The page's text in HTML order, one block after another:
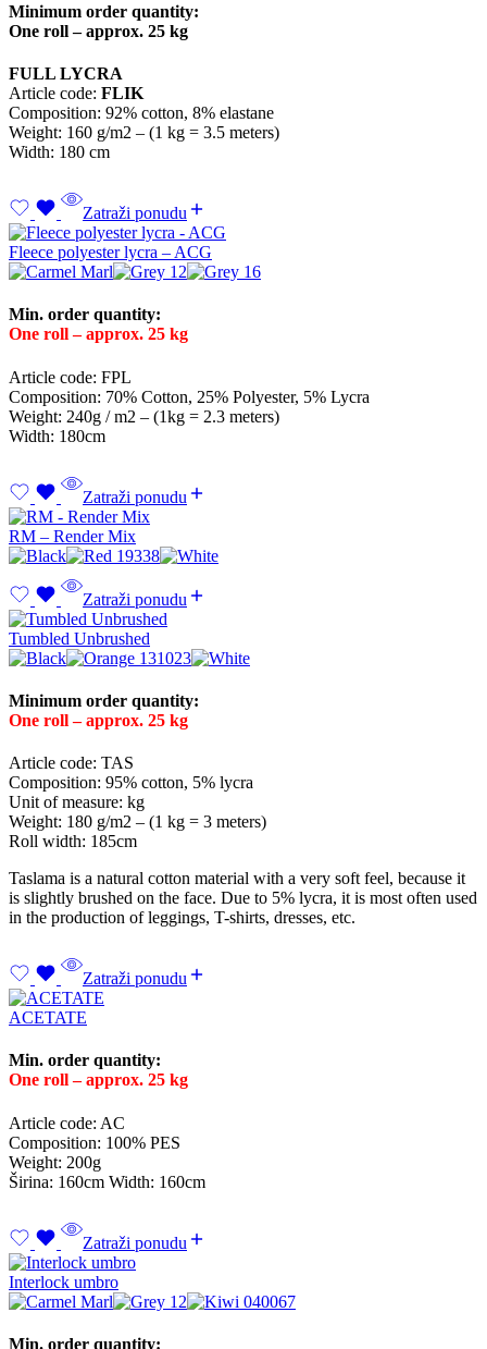
Minimum order quantity:
One roll – approx. 25 kg
FULL LYCRA
Article code: FLIK
Composition: 92% cotton, 8% elastane
Weight: 160 g/m2 – (1 kg = 3.5 meters)
Width: 180 cm
Zatraži ponudu
Fleece polyester lycra – ACG
Min. order quantity:
One roll – approx. 25 kg
Article code: FPL
Composition: 70% Cotton, 25% Polyester, 5% Lycra
Weight: 240g / m2 – (1kg = 2.3 meters)
Width: 180cm
Zatraži ponudu
RM – Render Mix
Zatraži ponudu
Tumbled Unbrushed
Minimum order quantity:
One roll – approx. 25 kg
Article code: TAS
Composition: 95% cotton, 5% lycra
Unit of measure: kg
Weight: 180 g/m2 – (1 kg = 3 meters)
Roll width: 185cm
Taslama is a natural cotton material with a very soft feel, because it
is slightly brushed on the face. Due to 5% lycra, it is most often used
in the production of leggings, T-shirts, dresses, etc.
Zatraži ponudu
ACETATE
Min. order quantity:
One roll – approx. 25 kg
Article code: AC
Composition: 100% PES
Weight: 200g
Širina: 160cm Width: 160cm
Zatraži ponudu
Interlock umbro
Min. order quantity: